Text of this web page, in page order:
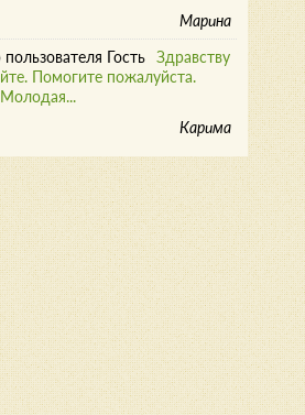
Марина
Здравству
йте. Помогите пожалуйста.
Молодая...
Карима